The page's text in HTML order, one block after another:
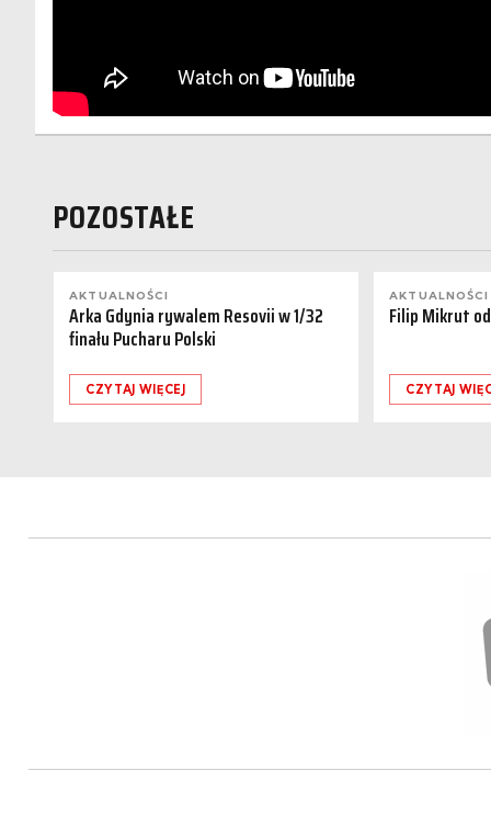
POZOSTAŁE
AKTUALNOŚCI
Arka Gdynia rywalem Resovii w 1/32
finału Pucharu Polski
CZYTAJ WIĘCEJ
AKTUALNOŚCI
Filip Mikrut
CZYTAJ